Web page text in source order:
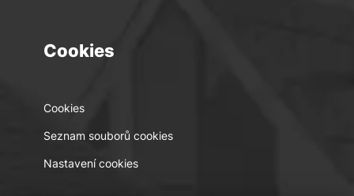
Cookies
Cookies
Seznam souborů cookies
Nastavení cookies